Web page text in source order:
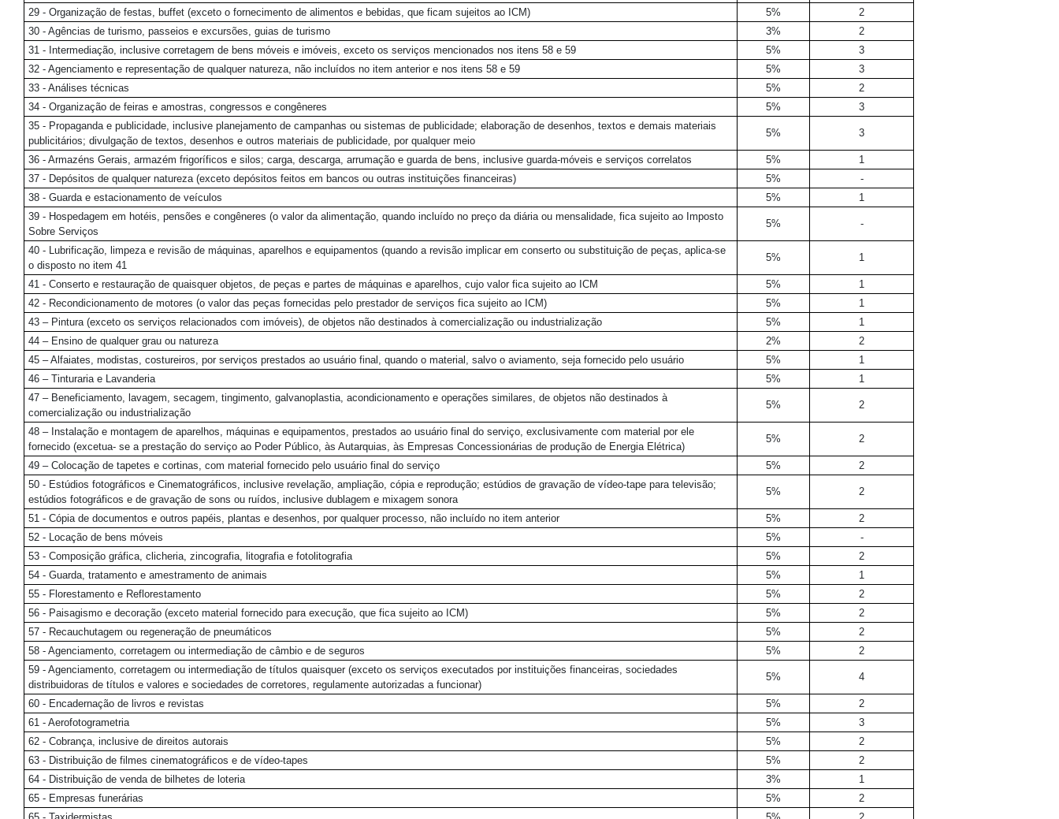
29 - Organização de festas, buffet (exceto o fornecimento de alimentos e bebidas, que ficam sujeitos ao ICM)
5%
2
30 - Agências de turismo, passeios e excursões, guias de turismo
3%
2
31 - Intermediação, inclusive corretagem de bens móveis e imóveis, exceto os serviços mencionados nos itens 58 e 59
5%
3
32 - Agenciamento e representação de qualquer natureza, não incluídos no item anterior e nos itens 58 e 59
5%
3
33 - Análises técnicas
5%
2
34 - Organização de feiras e amostras, congressos e congêneres
5%
3
35 - Propaganda e publicidade, inclusive planejamento de campanhas ou sistemas de publicidade; elaboração de desenhos, textos e demais materiais
publicitários; divulgação de textos, desenhos e outros materiais de publicidade, por qualquer meio
5% 3
36 - Armazéns Gerais, armazém frigoríficos e silos; carga, descarga, arrumação e guarda de bens, inclusive guarda-móveis e serviços correlatos 5%
1
37 - Depósitos de qualquer natureza (exceto depósitos feitos em bancos ou outras instituições financeiras)
5%
-
38 - Guarda e estacionamento de veículos
5%
1
39 - Hospedagem em hotéis, pensões e congêneres (o valor da alimentação, quando incluído no preço da diária ou mensalidade, fica sujeito ao Imposto
Sobre Serviços
5% -
40 - Lubrificação, limpeza e revisão de máquinas, aparelhos e equipamentos (quando a revisão implicar em conserto ou substituição de peças, aplica-se
o disposto no item 41
5% 1
41 - Conserto e restauração de quaisquer objetos, de peças e partes de máquinas e aparelhos, cujo valor fica sujeito ao ICM 5%
1
42 - Recondicionamento de motores (o valor das peças fornecidas pelo prestador de serviços fica sujeito ao ICM)
5%
1
43 – Pintura (exceto os serviços relacionados com imóveis), de objetos não destinados à comercialização ou industrialização
5%
1
44 – Ensino de qualquer grau ou natureza
2%
2
45 – Alfaiates, modistas, costureiros, por serviços prestados ao usuário final, quando o material, salvo o aviamento, seja fornecido pelo usuário
5%
1
46 – Tinturaria e Lavanderia
5%
1
47 – Beneficiamento, lavagem, secagem, tingimento, galvanoplastia, acondicionamento e operações similares, de objetos não destinados à
comercialização ou industrialização
5% 2
48 – Instalação e montagem de aparelhos, máquinas e equipamentos, prestados ao usuário final do serviço, exclusivamente com material por ele
fornecido (excetua- se a prestação do serviço ao Poder Público, às Autarquias, às Empresas Concessionárias de produção de Energia Elétrica)
5% 2
49 – Colocação de tapetes e cortinas, com material fornecido pelo usuário final do serviço 5%
2
50 - Estúdios fotográficos e Cinematográficos, inclusive revelação, ampliação, cópia e reprodução; estúdios de gravação de vídeo-tape para televisão;
estúdios fotográficos e de gravação de sons ou ruídos, inclusive dublagem e mixagem sonora
5% 2
51 - Cópia de documentos e outros papéis, plantas e desenhos, por qualquer processo, não incluído no item anterior 5%
2
52 - Locação de bens móveis
5%
-
53 - Composição gráfica, clicheria, zincografia, litografia e fotolitografia
5%
2
54 - Guarda, tratamento e amestramento de animais
5%
1
55 - Florestamento e Reflorestamento
5%
2
56 - Paisagismo e decoração (exceto material fornecido para execução, que fica sujeito ao ICM)
5%
2
57 - Recauchutagem ou regeneração de pneumáticos
5%
2
58 - Agenciamento, corretagem ou intermediação de câmbio e de seguros
5%
2
59 - Agenciamento, corretagem ou intermediação de títulos quaisquer (exceto os serviços executados por instituições financeiras, sociedades
distribuidoras de títulos e valores e sociedades de corretores, regulamente autorizadas a funcionar)
5% 4
60 - Encadernação de livros e revistas 5%
2
61 - Aerofotogrametria
5%
3
62 - Cobrança, inclusive de direitos autorais
5%
2
63 - Distribuição de filmes cinematográficos e de vídeo-tapes
5%
2
64 - Distribuição de venda de bilhetes de loteria
3%
1
65 - Empresas funerárias
5%
2